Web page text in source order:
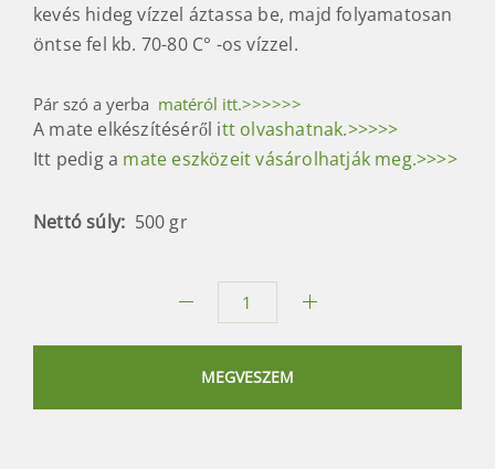
kevés hideg vízzel áztassa be, majd folyamatosan
öntse fel kb. 70-80 C° -os vízzel.
Pár szó a yerba matéról itt.>>>>>>
A mate elkészítéséről itt olvashatnak.>>>>>
Itt pedig a mate eszközeit vásárolhatják meg.>>>>
Nettó súly: 500 gr
tea
MEGVESZEM